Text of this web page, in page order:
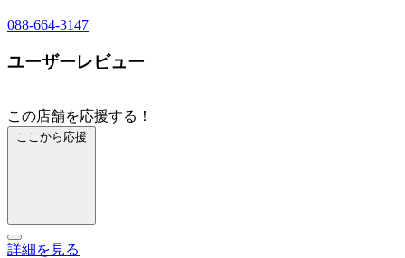
088-664-3147
ユーザーレビュー
この店舗を応援する！
ここから応援
詳細を見る